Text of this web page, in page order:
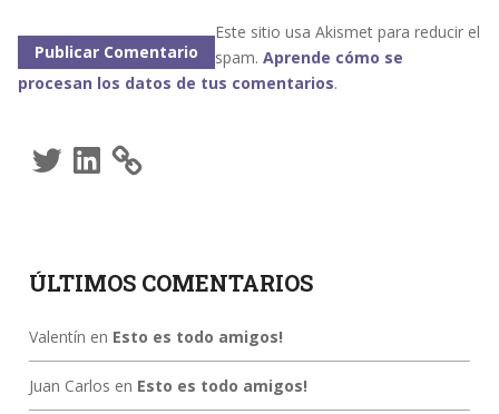
Este sitio usa Akismet para reducir el
spam. Aprende cómo se
procesan los datos de tus comentarios.
TwitterLinkedIn
ÚLTIMOS COMENTARIOS
Valentín en Esto es todo amigos!
Juan Carlos en Esto es todo amigos!